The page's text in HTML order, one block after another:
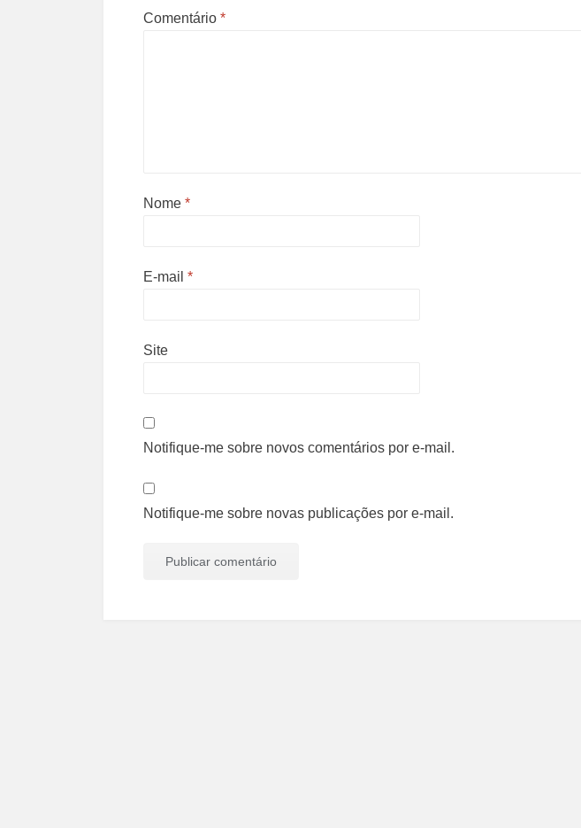
Comentário *
Nome *
E-mail *
Site
Notifique-me sobre novos comentários por e-mail.
Notifique-me sobre novas publicações por e-mail.